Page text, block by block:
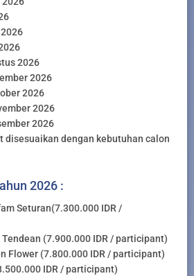
2026
2026
2026
2026
2026
disesuaikan dengan kebutuhan calon
2026 :
Seturan(7.300.000 IDR /
(7.900.000 IDR / participant)
Flower (7.800.000 IDR / participant)
IDR / participant)